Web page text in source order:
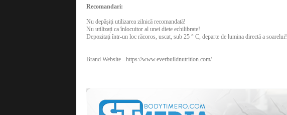
Recomandari:
Nu depășiți utilizarea zilnică recomandată!
Nu utilizați ca înlocuitor al unei diete echilibrate!
Depozitați într-un loc răcoros, uscat, sub 25 ° C, departe de lumina directă a soarelui!
Brand Website - https://www.everbuildnutrition.com/